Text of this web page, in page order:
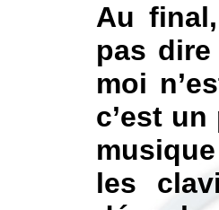
Au
pas
moi
c’est
les